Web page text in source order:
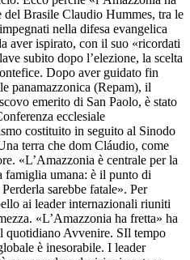
Brasile Claudio Hummes, tra le
nella difesa evangelica
aver ispirato, con il suo «ricordati
subito dopo l’elezione, la scelta
Dopo aver guidato fin
panamazzonica (Repam), il
emerito di San Paolo, è stato
ecclesiale
costituito in seguito al Sinodo
terra che dom Cláudio, come
«L’Amazzonia è centrale per la
famiglia umana: è il punto di
sarebbe fatale». Per
ai leader internazionali riuniti
«L’Amazzonia ha fretta» ha
quotidiano Avvenire. SIl tempo
è inesorabile. I leader